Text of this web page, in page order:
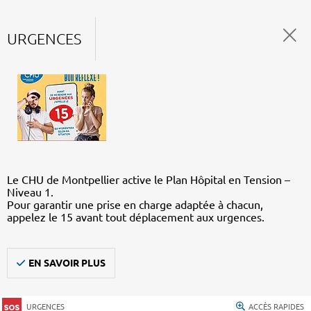
URGENCES
Le CHU de Montpellier active le Plan Hôpital en Tension –
Niveau 1.
Pour garantir une prise en charge adaptée à chacun,
appelez le 15 avant tout déplacement aux urgences.
EN SAVOIR PLUS
URGENCES ACCÈS RAPIDES